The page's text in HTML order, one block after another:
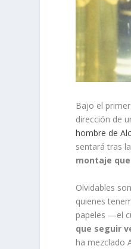
Bajo el
dirección de
hombre de
sentará tras
montaje
Olvidables
quienes
papeles —el
que seguir
ha mezclado